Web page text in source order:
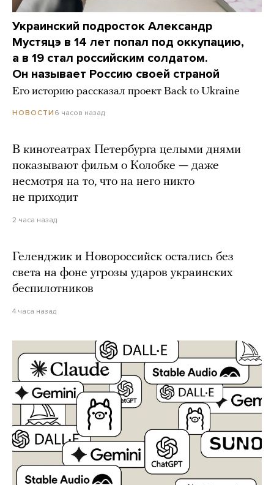
Украинский подросток Александр
Мустяцэ в 14 лет попал под оккупацию,
а в 19 стал российским солдатом.
Он называет Россию своей страной
Его историю рассказал проект Back to Ukraine
НОВОСТИ 6 часов назад
В кинотеатрах Петербурга целыми днями
показывают фильм о Колобке — даже
несмотря на то, что на него никто
не приходит
2 часа назад
Геленджик и Новороссийск остались без
света на фоне угрозы ударов украинских
беспилотников
4 часа назад